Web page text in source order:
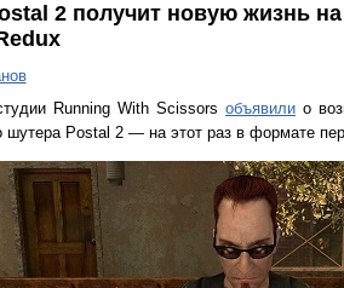
2 получит новую жизнь
Running With Scissors объявилио
шутера Postal 2 — на этот раз в формате